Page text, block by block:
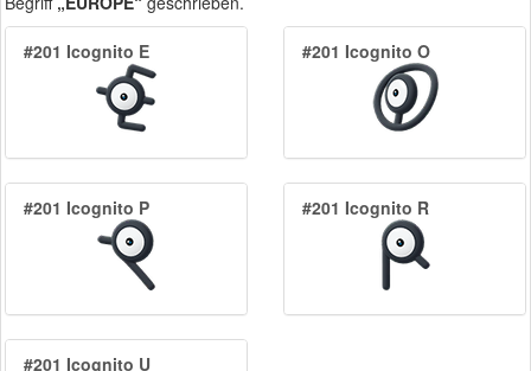
#201 Icognito E #201 Icognito O
#201 Icognito P #201 Icognito R
#201 Icognito U